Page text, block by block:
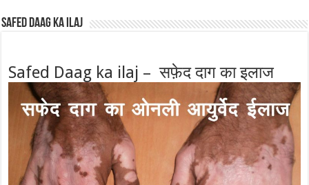
Safed Daag ka ilaj
Safed Daag ka ilaj – सफ़ेद दाग का इलाज